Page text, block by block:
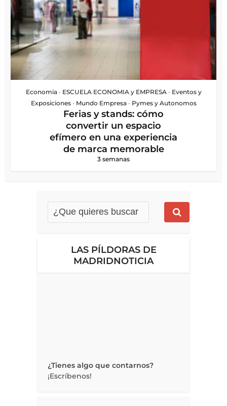
Economia • ESCUELA ECONOMIA y EMPRESA • Eventos y
Exposiciones • Mundo Empresa • Pymes y Autonomos
Ferias y stands: cómo
convertir un espacio
efímero en una experiencia
de marca memorable
3 semanas
LAS PÍLDORAS DE
MADRIDNOTICIA
¿Tienes algo que contarnos?
¡Escríbenos!